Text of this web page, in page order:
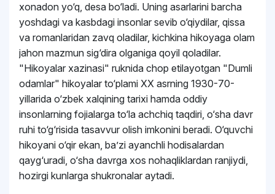
xonadon yo‘q, desa bo‘ladi. Uning asarlarini barcha
yoshdagi va kasbdagi insonlar sevib o‘qiydilar, qissa
va romanlaridan zavq oladilar, kichkina hikoyaga olam
jahon mazmun sig‘dira olganiga qoyil qoladilar.
"Hikoyalar xazinasi" ruknida chop etilayotgan "Dumli
odamlar" hikoyalar to‘plami XX asrning 1930-70-
yillarida o‘zbek xalqining tarixi hamda oddiy
insonlarning fojialarga to‘la achchiq taqdiri, o‘sha davr
ruhi to‘g‘risida tasavvur olish imkonini beradi. O‘quvchi
hikoyani o‘qir ekan, baʼzi ayanchli hodisalardan
qayg‘uradi, o‘sha davrga xos nohaqliklardan ranjiydi,
hozirgi kunlarga shukronalar aytadi.